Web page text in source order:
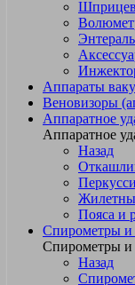
Аппараты
Веновизоры
Аппаратное
Аппаратное
Назад
Пояса и
Спирометры и
Спирометры и
Назад